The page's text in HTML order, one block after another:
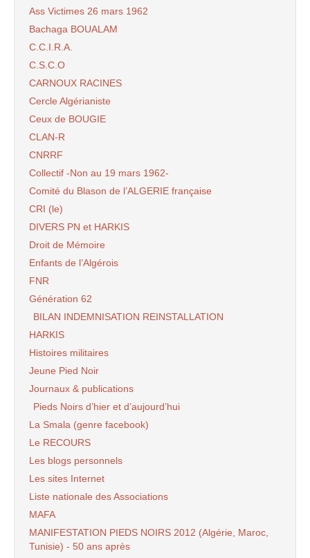
Ass Victimes 26 mars 1962
Bachaga BOUALAM
C.C.I.R.A.
C.S.C.O
CARNOUX RACINES
Cercle Algérianiste
Ceux de BOUGIE
CLAN-R
CNRRF
Collectif -Non au 19 mars 1962-
Comité du Blason de l’ALGERIE française
CRI (le)
DIVERS PN et HARKIS
Droit de Mémoire
Enfants de l’Algérois
FNR
Génération 62
BILAN INDEMNISATION REINSTALLATION
HARKIS
Histoires militaires
Jeune Pied Noir
Journaux & publications
Pieds Noirs d’hier et d’aujourd’hui
La Smala (genre facebook)
Le RECOURS
Les blogs personnels
Les sites Internet
Liste nationale des Associations
MAFA
MANIFESTATION PIEDS NOIRS 2012 (Algérie, Maroc,
Tunisie) - 50 ans après